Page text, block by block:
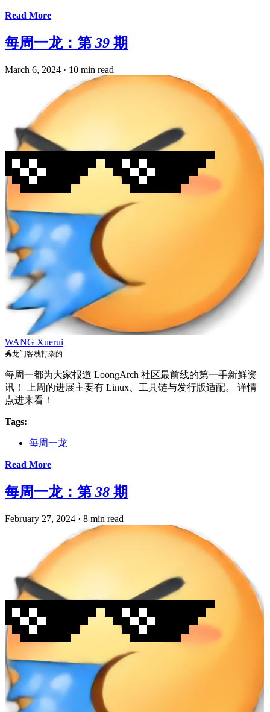
Read More
每周一龙：第 39 期
March 6, 2024 · 10 min read
WANG Xuerui
🐲龙门客栈打杂的
每周一都为大家报道 LoongArch 社区最前线的第一手新鲜资
讯！ 上周的进展主要有 Linux、工具链与发行版适配。 详情
点进来看！
Tags:
每周一龙
Read More
每周一龙：第 38 期
February 27, 2024 · 8 min read